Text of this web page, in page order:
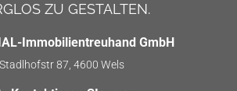
ZU GESTALTEN.
Immobilientreuhand GmbH
Stadlhofstr 87, 4600 Wels